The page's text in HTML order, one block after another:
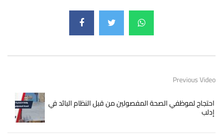
Previous Video
احتجاج لموظفي الصحة المفصولين من قبل النظام البائد في
إدلب